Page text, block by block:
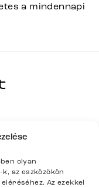
olyan
az eszközökön
Az ezekkel
a mindennapi
részletei